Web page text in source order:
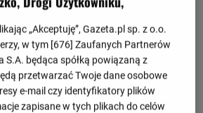
„Akceptuję”, Gazeta.pl sp. z o.o.
w tym [676] Zaufanych Partnerów
S.A. będąca spółką powiązaną z
przetwarzać Twoje dane osobowe
e-mail czy identyfikatory plików
zapisane w tych plikach do celów